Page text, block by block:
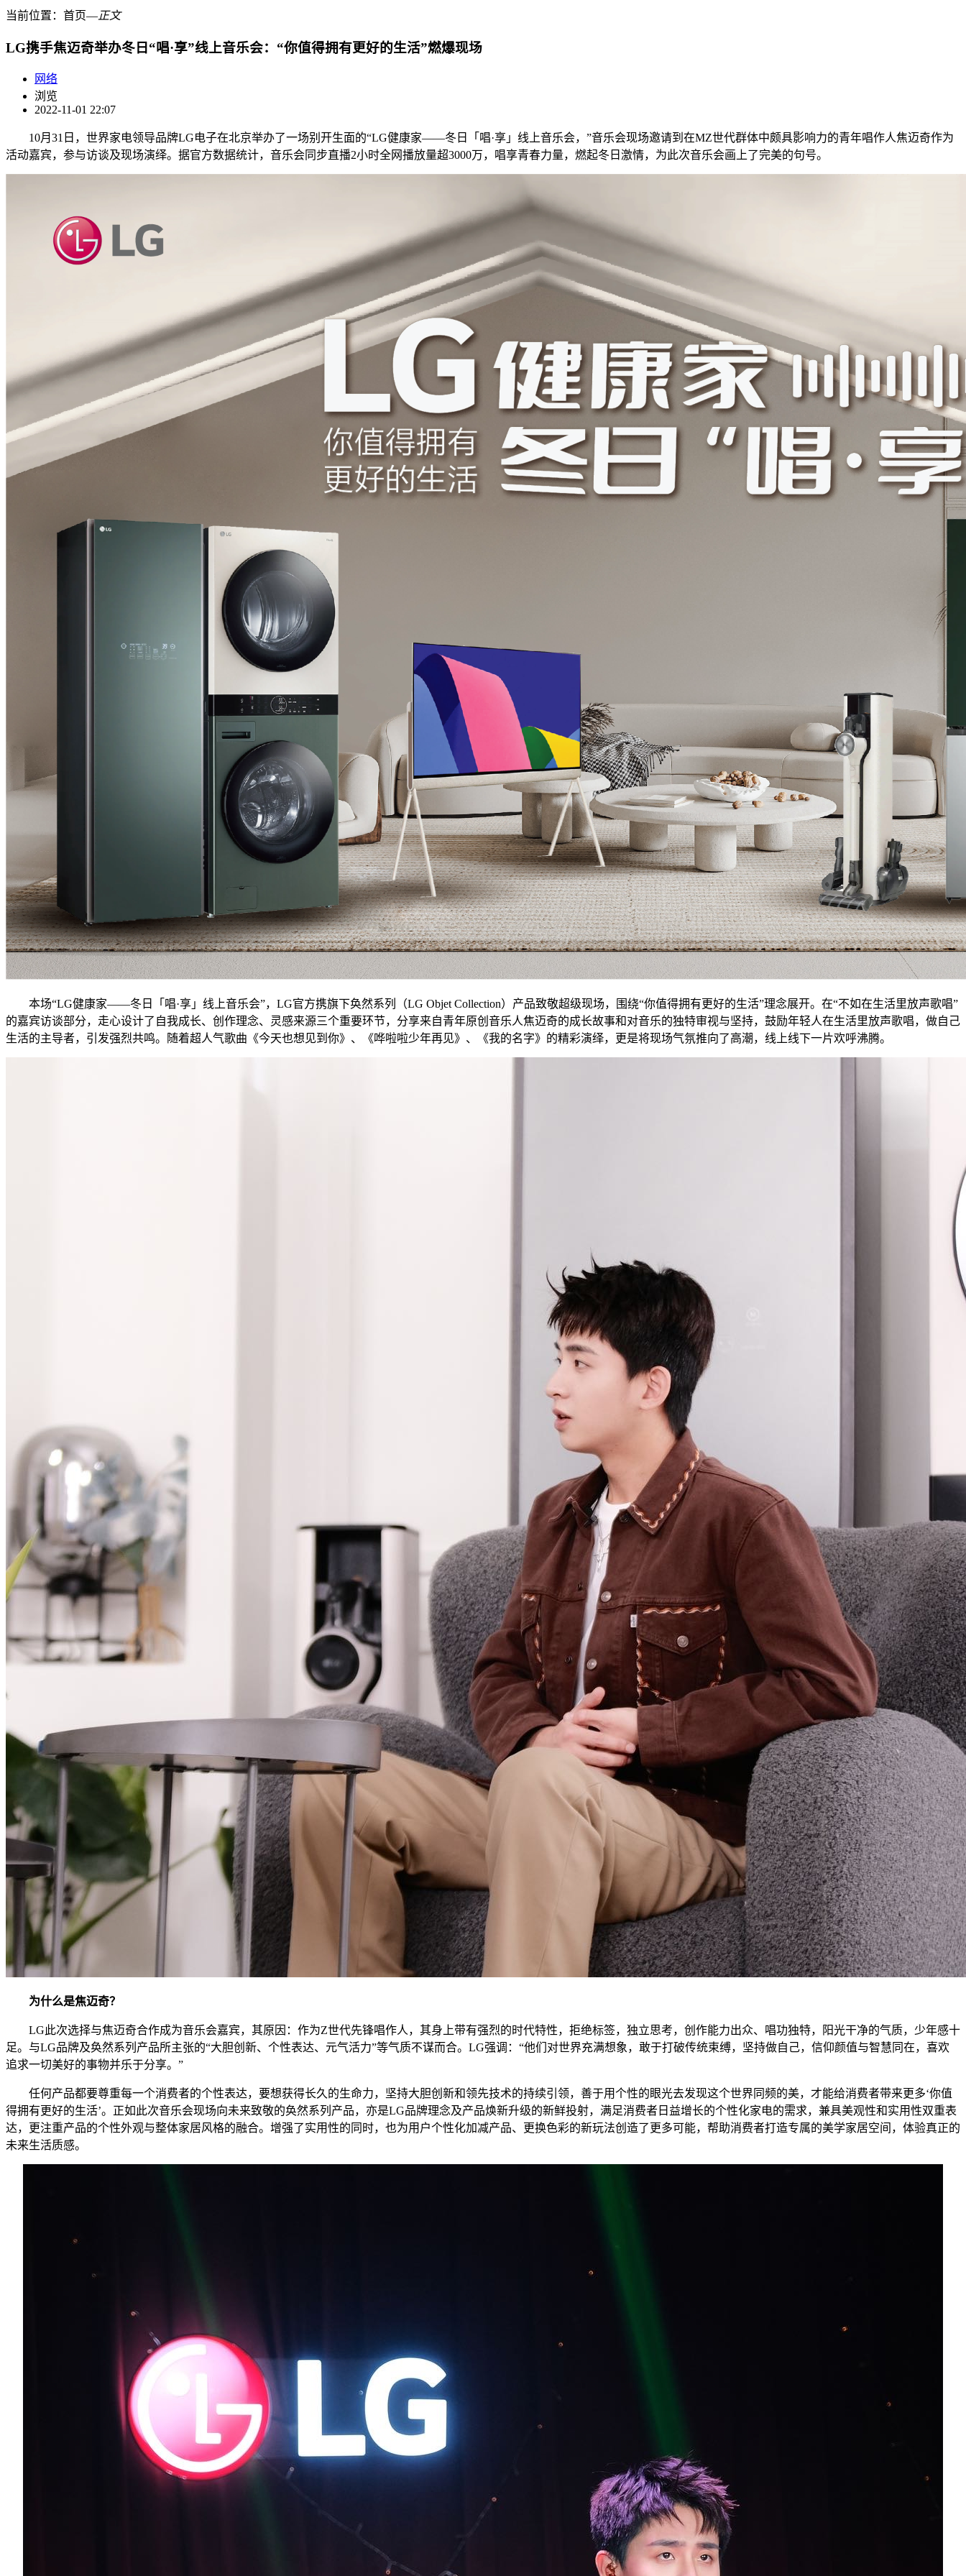
当前位置： 首页―正文
LG携手焦迈奇举办冬日“唱·享”线上音乐会：“你值得拥有更好的生活”燃爆现场
网络
浏览
2022-11-01 22:07
10月31日，世界家电领导品牌LG电子在北京举办了一场别开生面的“LG健康家——冬日「唱·享」线上音乐会，”音乐会现场邀请到在MZ世代群体中颇具影响力的青年唱作人焦迈奇作为
活动嘉宾，参与访谈及现场演绎。据官方数据统计，音乐会同步直播2小时全网播放量超3000万，唱享青春力量，燃起冬日激情，为此次音乐会画上了完美的句号。
本场“LG健康家——冬日「唱·享」线上音乐会”，LG官方携旗下奂然系列（LG Objet Collection）产品致敬超级现场，围绕“你值得拥有更好的生活”理念展开。在“不如在生活里放声歌唱”
的嘉宾访谈部分，走心设计了自我成长、创作理念、灵感来源三个重要环节，分享来自青年原创音乐人焦迈奇的成长故事和对音乐的独特审视与坚持，鼓励年轻人在生活里放声歌唱，做自己
生活的主导者，引发强烈共鸣。随着超人气歌曲《今天也想见到你》、《哗啦啦少年再见》、《我的名字》的精彩演绎，更是将现场气氛推向了高潮，线上线下一片欢呼沸腾。
为什么是焦迈奇？
LG此次选择与焦迈奇合作成为音乐会嘉宾，其原因：作为Z世代先锋唱作人，其身上带有强烈的时代特性，拒绝标签，独立思考，创作能力出众、唱功独特，阳光干净的气质，少年感十
足。与LG品牌及奂然系列产品所主张的“大胆创新、个性表达、元气活力”等气质不谋而合。LG强调：“他们对世界充满想象，敢于打破传统束缚，坚持做自己，信仰颜值与智慧同在，喜欢
追求一切美好的事物并乐于分享。”
任何产品都要尊重每一个消费者的个性表达，要想获得长久的生命力，坚持大胆创新和领先技术的持续引领，善于用个性的眼光去发现这个世界同频的美，才能给消费者带来更多‘你值
得拥有更好的生活’。正如此次音乐会现场向未来致敬的奂然系列产品，亦是LG品牌理念及产品焕新升级的新鲜投射，满足消费者日益增长的个性化家电的需求，兼具美观性和实用性双重表
达，更注重产品的个性外观与整体家居风格的融合。增强了实用性的同时，也为用户个性化加减产品、更换色彩的新玩法创造了更多可能，帮助消费者打造专属的美学家居空间，体验真正的
未来生活质感。